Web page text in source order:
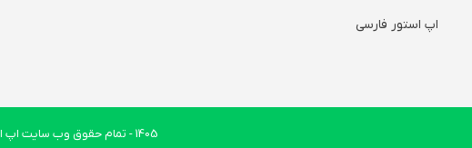
اپ استور فارسی
1405- تمام حقوق وب سایت اپ